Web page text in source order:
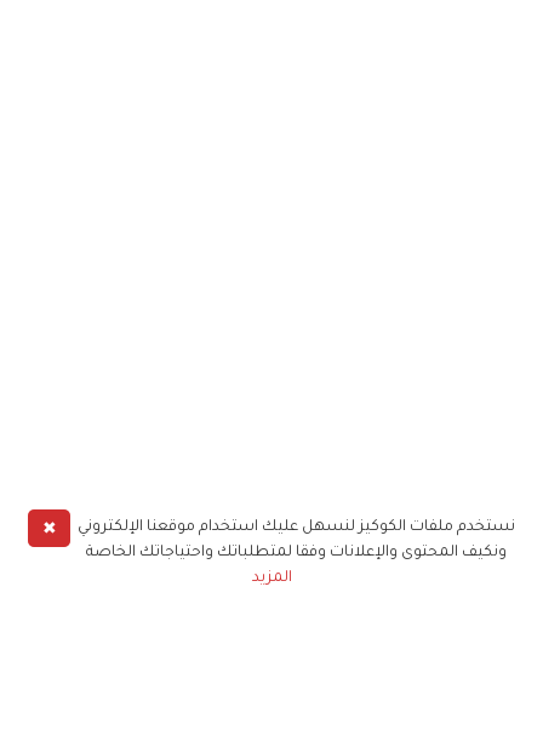
✖
نستخدم ملفات الكوكيز لنسهل عليك استخدام موقعنا الإلكتروني
ونكيف المحتوى والإعلانات وفقا لمتطلباتك واحتياجاتك الخاصة
المزيد